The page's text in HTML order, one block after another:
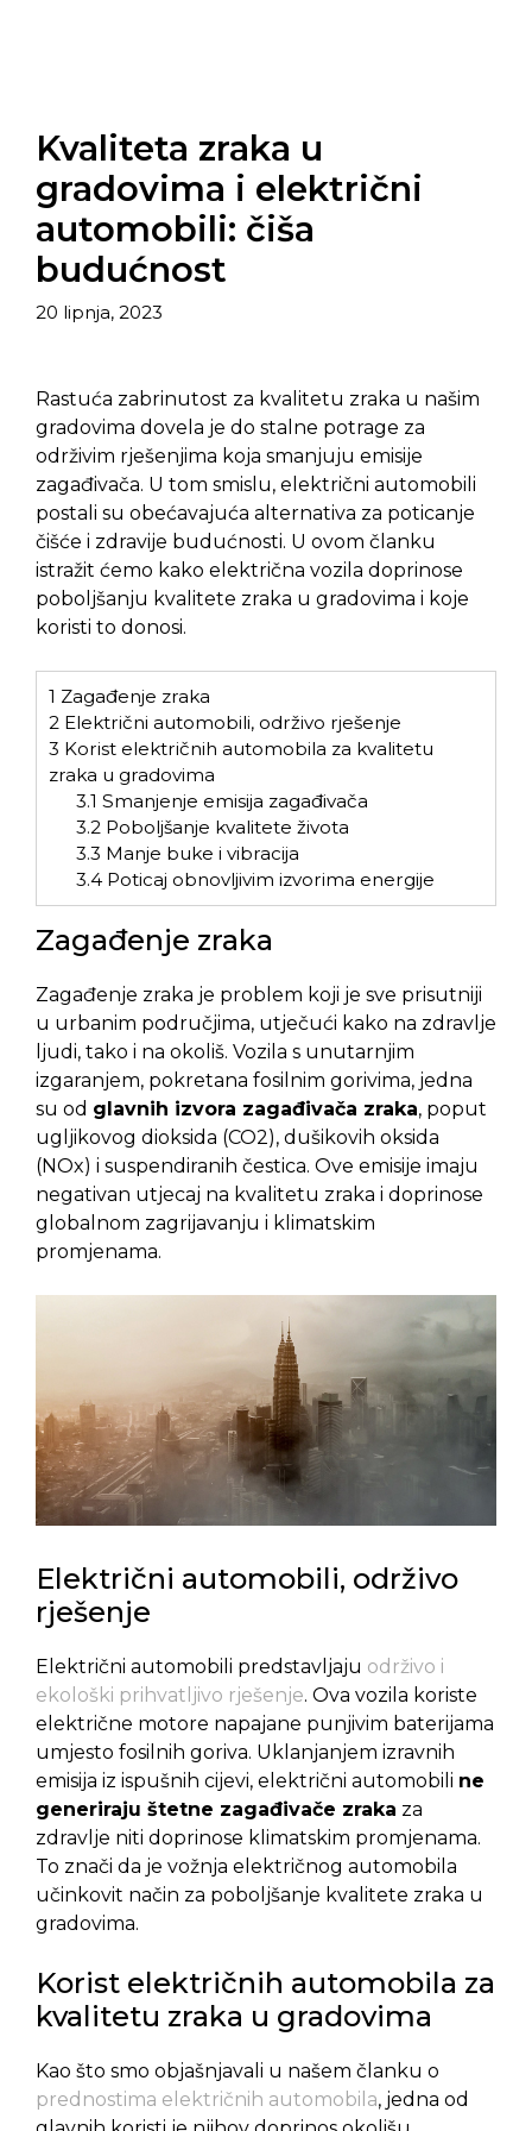
Kvaliteta zraka u
gradovima i električni
automobili: čiša
budućnost
20 lipnja, 2023
Rastuća zabrinutost za kvalitetu zraka u našim
gradovima dovela je do stalne potrage za
održivim rješenjima koja smanjuju emisije
zagađivača. U tom smislu, električni automobili
postali su obećavajuća alternativa za poticanje
čišće i zdravije budućnosti. U ovom članku
istražit ćemo kako električna vozila doprinose
poboljšanju kvalitete zraka u gradovima i koje
koristi to donosi.
1 Zagađenje zraka
2 Električni automobili, održivo rješenje
3 Korist električnih automobila za kvalitetu
zraka u gradovima
3.1 Smanjenje emisija zagađivača
3.2Poboljšanje kvalitete života
3.3 Manje buke i vibracija
3.4Poticaj obnovljivim izvorima energije
Zagađenje zraka
Zagađenje zraka je problem koji je sve prisutniji
u urbanim područjima, utječući kako na zdravlje
ljudi, tako i na okoliš. Vozila s unutarnjim
izgaranjem, pokretana fosilnim gorivima, jedna
su od glavnih izvora zagađivača zraka, poput
ugljikovog dioksida (CO2), dušikovih oksida
(NOx) i suspendiranih čestica. Ove emisije imaju
negativan utjecaj na kvalitetu zraka i doprinose
globalnom zagrijavanju i klimatskim
promjenama.
Električni automobili, održivo
rješenje
Električni automobili predstavljaju održivo i
ekološki prihvatljivo rješenje. Ova vozila koriste
električne motore napajane punjivim baterijama
umjesto fosilnih goriva. Uklanjanjem izravnih
emisija iz ispušnih cijevi, električni automobili ne
generiraju štetne zagađivače zraka za
zdravlje niti doprinose klimatskim promjenama.
To znači da je vožnja električnog automobila
učinkovit način za poboljšanje kvalitete zraka u
gradovima.
Korist električnih automobila za
kvalitetu zraka u gradovima
Kao što smo objašnjavali u našem članku o
prednostima električnih automobila, jedna od